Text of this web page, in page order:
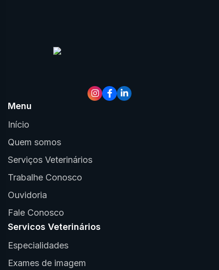
Menu
Início
Quem somos
Serviços Veterinários
Trabalhe Conosco
Ouvidoria
Fale Conosco
Servicos Veterinários
Especialidades
Exames de imagem